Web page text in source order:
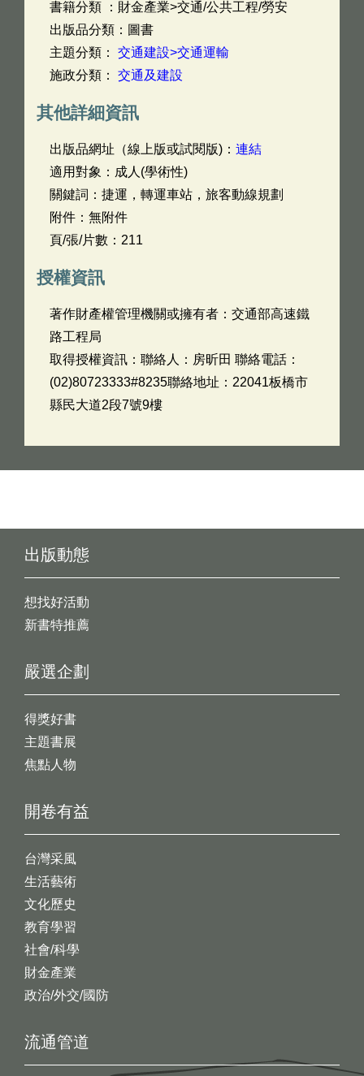
書籍分類 ：財金產業>交通/公共工程/勞安
出版品分類：圖書
主題分類： 交通建設>交通運輸
施政分類： 交通及建設
其他詳細資訊
出版品網址（線上版或試閱版)： 連結
適用對象：成人(學術性)
關鍵詞：捷運，轉運車站，旅客動線規劃
附件：無附件
頁/張/片數：211
授權資訊
著作財產權管理機關或擁有者：交通部高速鐵
路工程局
取得授權資訊：聯絡人：房昕田 聯絡電話：
(02)80723333#8235聯絡地址：22041板橋市
縣民大道2段7號9樓
出版動態
想找好活動
新書特推薦
開卷有益
台灣采風
生活藝術
文化歷史
教育學習
社會/科學
財金產業
政治/外交/國防
嚴選企劃
得獎好書
主題書展
焦點人物
流通管道